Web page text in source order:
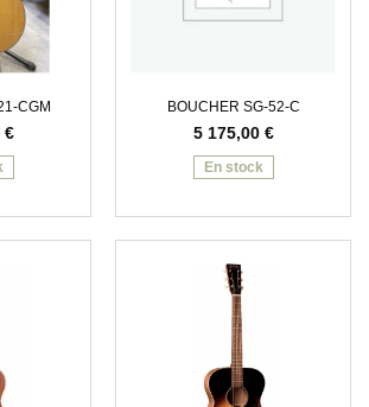
CGM
€
BOUCHER SG-52-C
5 175,00 €
En stock